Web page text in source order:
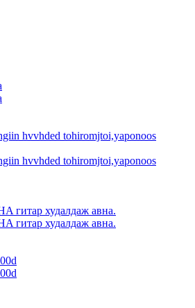
hvvhded tohiromjtoi,yaponoos
hvvhded tohiromjtoi,yaponoos
гитар худалдаж авна.
гитар худалдаж авна.